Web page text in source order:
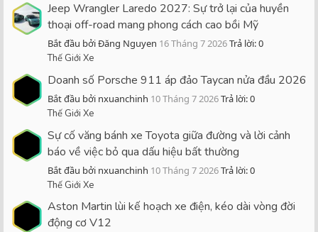
Jeep Wrangler Laredo 2027: Sự trở lại của huyền
thoại off-road mang phong cách cao bồi Mỹ
Bắt đầu bởi Đăng Nguyen 16 Tháng 7 2026Trả lời: 0
Thế Giới Xe
Doanh số Porsche 911 áp đảo Taycan nửa đầu 2026
Bắt đầu bởi nxuanchinh 10 Tháng 7 2026Trả lời: 0
Thế Giới Xe
Sự cố văng bánh xe Toyota giữa đường và lời cảnh
báo về việc bỏ qua dấu hiệu bất thường
Bắt đầu bởi nxuanchinh 10 Tháng 7 2026Trả lời: 0
Thế Giới Xe
Aston Martin lùi kế hoạch xe điện, kéo dài vòng đời
động cơ V12